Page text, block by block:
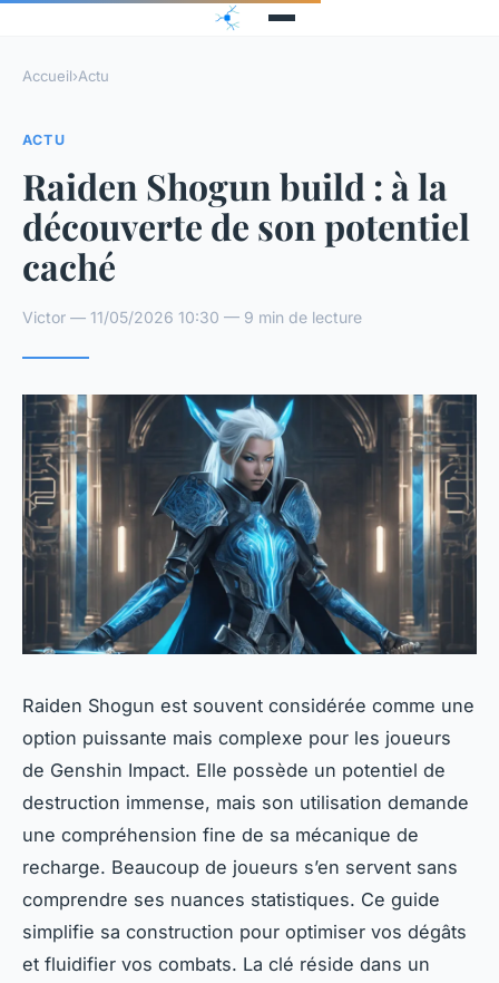
Accueil›Actu
ACTU
Raiden Shogun build : à la
découverte de son potentiel
caché
Victor — 11/05/2026 10:30 — 9 min de lecture
Raiden Shogun est souvent considérée comme une
option puissante mais complexe pour les joueurs
de Genshin Impact. Elle possède un potentiel de
destruction immense, mais son utilisation demande
une compréhension fine de sa mécanique de
recharge. Beaucoup de joueurs s’en servent sans
comprendre ses nuances statistiques. Ce guide
simplifie sa construction pour optimiser vos dégâts
et fluidifier vos combats. La clé réside dans un